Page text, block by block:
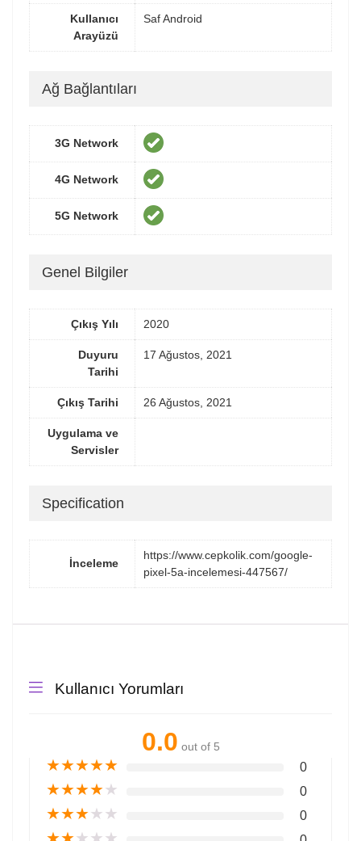
Kullanıcı
Arayüzü
Saf Android
Ağ Bağlantıları
3G Network
4G Network
5G Network
Genel Bilgiler
Çıkış Yılı 2020
Duyuru
Tarihi
17 Ağustos, 2021
Çıkış Tarihi 26 Ağustos, 2021
Uygulama ve
Servisler
Specification
İnceleme
https://www.cepkolik.com/google-
pixel-5a-incelemesi-447567/
Kullanıcı Yorumları
0.0 out of 5
★★★★★ 0
★★★★★ 0
★★★★★ 0